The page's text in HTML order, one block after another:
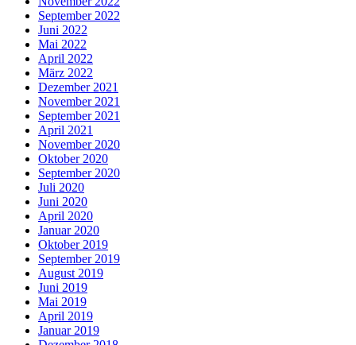
September 2022
Juni 2022
Mai 2022
April 2022
März 2022
Dezember 2021
November 2021
September 2021
April 2021
November 2020
Oktober 2020
September 2020
Juli 2020
Juni 2020
April 2020
Januar 2020
Oktober 2019
September 2019
August 2019
Juni 2019
Mai 2019
April 2019
Januar 2019